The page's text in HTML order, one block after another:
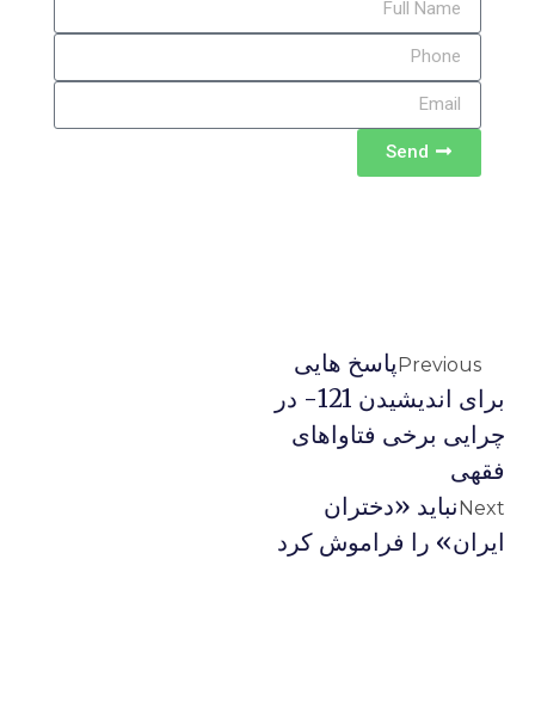
Send
Previousپاسخ هایی
برای اندیشیدن 121- در
چرایی برخی فتاواهای
فقهی
Nextنباید «دختران
ایران» را فراموش کرد